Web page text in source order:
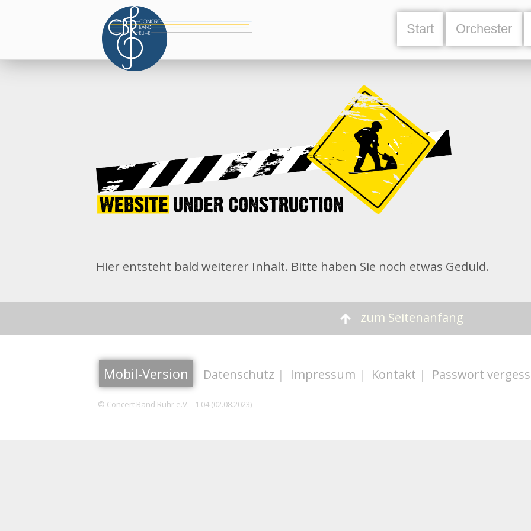
Start Orchester
Hier entsteht bald weiterer Inhalt. Bitte haben Sie noch etwas Geduld.
zum Seitenanfang
Mobil-Version Datenschutz | Impressum | Kontakt | Passwort
© Concert Band Ruhr e.V. - 1.04 (02.08.2023)